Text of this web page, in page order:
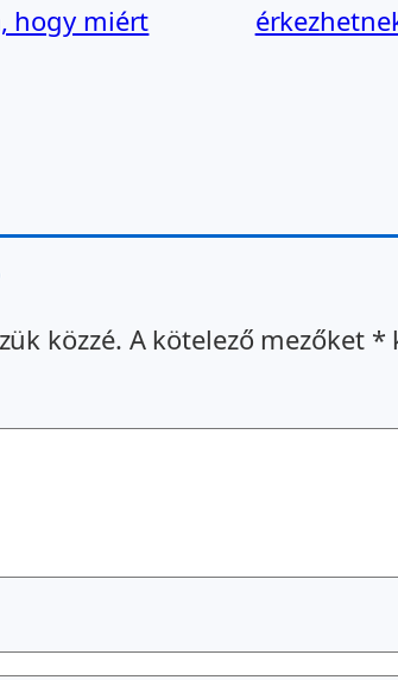
hogy miért
közzé. A kötelező mezőket *